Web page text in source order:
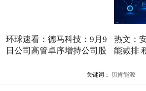
环球速看：德马科技：9月9
日公司高管卓序增持公司股
热文：
能减排
关键词： 贝肯能源